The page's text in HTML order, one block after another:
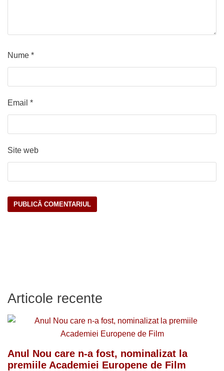
Nume *
Email *
Site web
Articole recente
Anul Nou care n-a fost, nominalizat la
premiile Academiei Europene de Film